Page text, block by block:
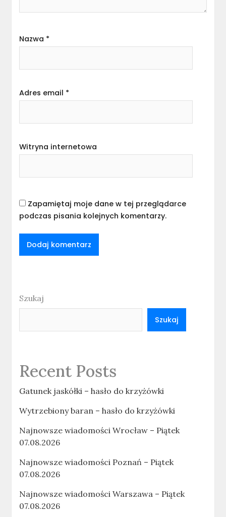
Nazwa *
Adres email *
Witryna internetowa
Zapamiętaj moje dane w tej przeglądarce
podczas pisania kolejnych komentarzy.
Szukaj
Szukaj
Recent Posts
Gatunek jaskółki – hasło do krzyżówki
Wytrzebiony baran – hasło do krzyżówki
Najnowsze wiadomości Wrocław – Piątek
07.08.2026
Najnowsze wiadomości Poznań – Piątek
07.08.2026
Najnowsze wiadomości Warszawa – Piątek
07.08.2026